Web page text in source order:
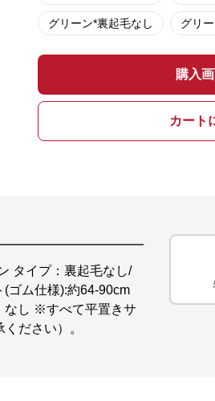
グリーン*裏起毛なし グリ
購入
カート
タイプ：裏起毛なし/
ゴム仕様):約64-90cm
なし ※すべて平置きサ
ださい）。